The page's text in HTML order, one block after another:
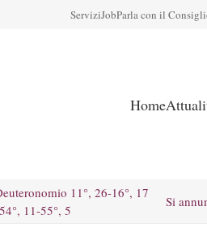
ServiziJobParla con il
Home
11°, 26-16°, 17
11-55°, 5
Si